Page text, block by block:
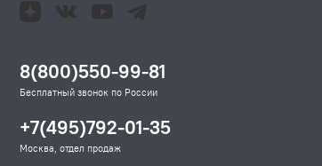
8(800)550-99-81
Бесплатный звонок по России
+7(495)792-01-35
Москва, отдел продаж